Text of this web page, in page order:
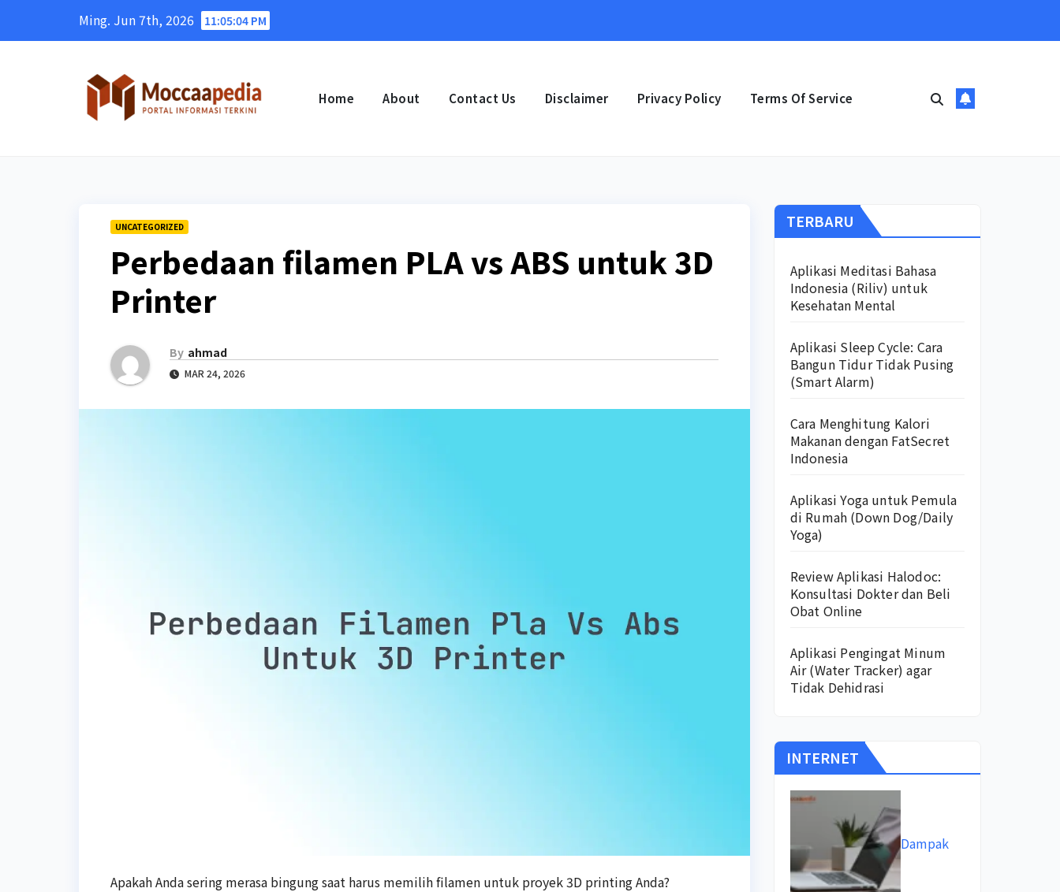
Ming. Jun 7th, 2026 11:05:05 PM
Home About Contact Us Disclaimer Privacy Policy Terms Of Service
UNCATEGORIZED
Perbedaan filamen PLA vs ABS untuk 3D
Printer
By ahmad
MAR 24, 2026
Apakah Anda sering merasa bingung saat harus memilih filamen untuk proyek 3D printing Anda?
TERBARU
Aplikasi Meditasi Bahasa
Indonesia (Riliv) untuk
Kesehatan Mental
Aplikasi Sleep Cycle: Cara
Bangun Tidur Tidak Pusing
(Smart Alarm)
Cara Menghitung Kalori
Makanan dengan FatSecret
Indonesia
Aplikasi Yoga untuk Pemula
di Rumah (Down Dog/Daily
Yoga)
Review Aplikasi Halodoc:
Konsultasi Dokter dan Beli
Obat Online
Aplikasi Pengingat Minum
Air (Water Tracker) agar
Tidak Dehidrasi
INTERNET
Dampak